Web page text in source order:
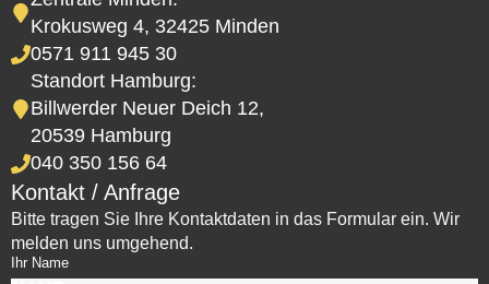
Krokusweg 4, 32425 Minden
0571 911 945 30
Standort Hamburg:
Billwerder Neuer Deich 12,
20539 Hamburg
040 350 156 64
Kontakt / Anfrage
Bitte tragen Sie Ihre Kontaktdaten in das Formular ein. Wir
melden uns umgehend.
Ihr Name